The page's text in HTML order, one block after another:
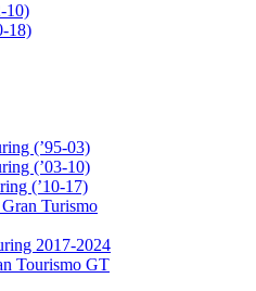
10)
18)
(’95-03)
(’03-10)
(’10-17)
Turismo
2017-2024
Tourismo GT